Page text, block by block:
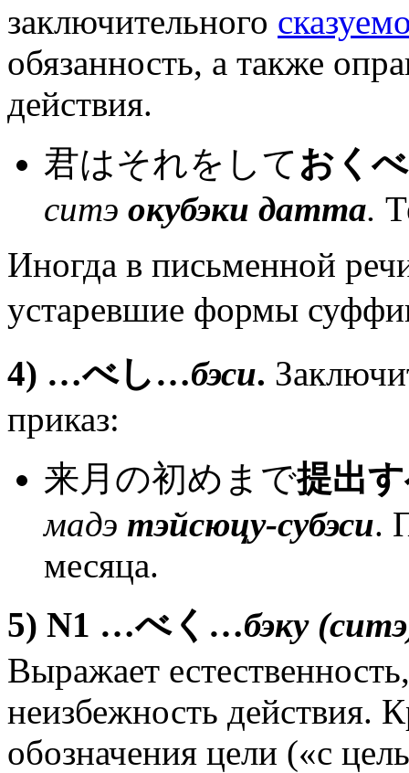
заключительного
обязанность, а также
действия.
君はそれをしておく
ситэ окубэки датта.
Иногда в письменной
устаревшие формы
4) …べし…бэси.
приказ:
来月の初めまで提出
мадэ тэйсюцу-субэси.
месяца.
5) N1 …べく …бэку
Выражает
неизбежность действия.
обозначения цели («с